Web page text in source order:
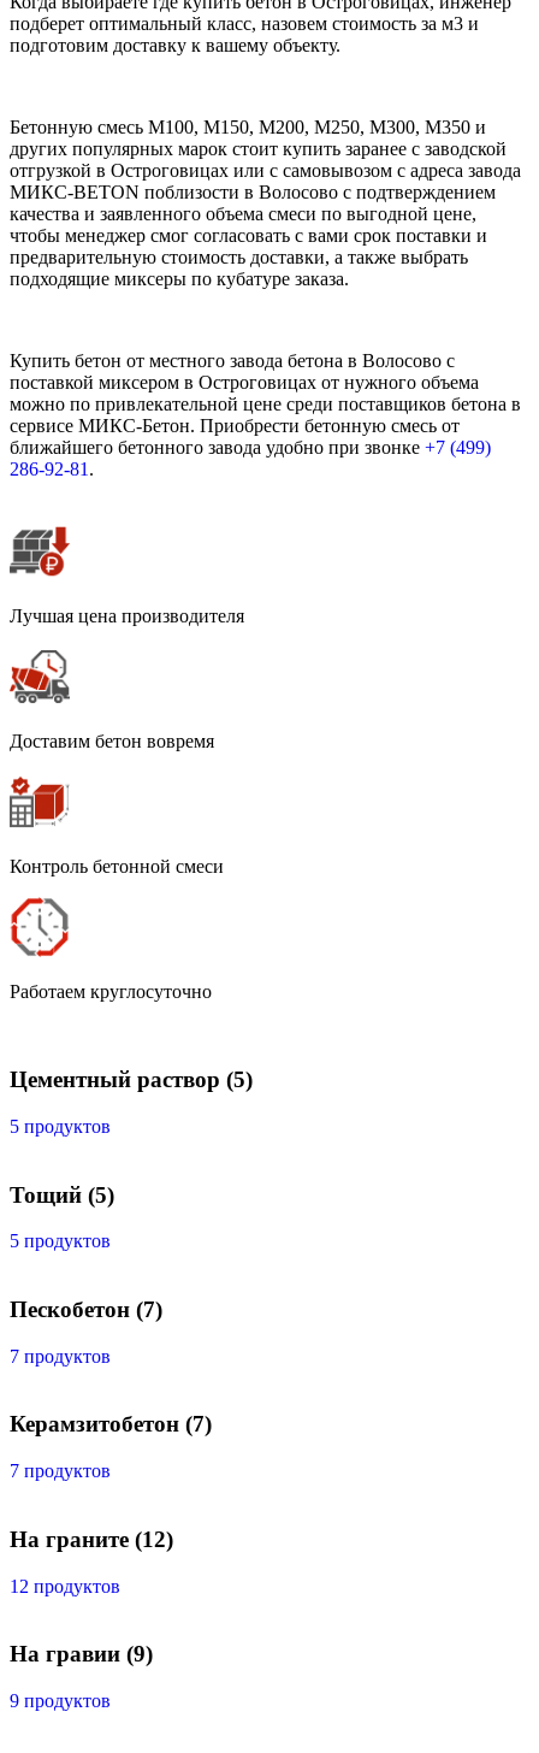
подберет оптимальный класс, назовем стоимость за м3 и
подготовим доставку к вашему объекту.
Бетонную смесь М100, М150, М200, М250, М300, М350 и
других популярных марок стоит купить заранее с заводской
отгрузкой в Остроговицах или с самовывозом с адреса завода
МИКС-BETON поблизости в Волосово с подтверждением
качества и заявленного объема смеси по выгодной цене,
чтобы менеджер смог согласовать с вами срок поставки и
предварительную стоимость доставки, а также выбрать
подходящие миксеры по кубатуре заказа.
Купить бетон от местного завода бетона в Волосово с
поставкой миксером в Остроговицах от нужного объема
можно по привлекательной цене среди поставщиков бетона в
сервисе МИКС-Бетон. Приобрести бетонную смесь от
ближайшего бетонного завода удобно при звонке +7 (499)
286-92-81 .
Лучшая цена производителя
Доставим бетон вовремя
Контроль бетонной смеси
Работаем круглосуточно
Цементный раствор (5)
5 продуктов
Тощий (5)
5 продуктов
Пескобетон (7)
7 продуктов
Керамзитобетон (7)
7 продуктов
На граните (12)
12 продуктов
На гравии (9)
9 продуктов